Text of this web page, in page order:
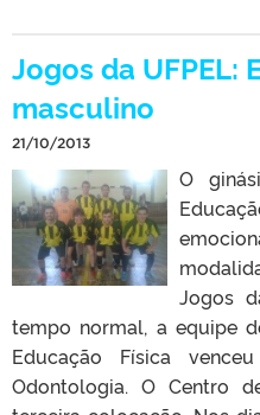
Jogos da UFPEL:
masculino
21/10/2013
O
Jogos
tempo normal, a equipe
Educação Física
Odontologia. O Centro